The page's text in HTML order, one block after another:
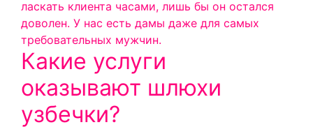
ласкать клиента часами, лишь бы он остался
доволен. У нас есть дамы даже для самых
требовательных мужчин.
Какие услуги
оказывают шлюхи
узбечки?